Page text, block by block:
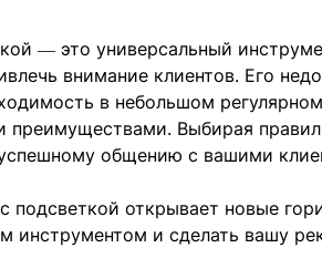
— это универсальный
внимание клиентов. Его
в небольшом
преимуществами. Выбирая
общению с вашими
подсветкой открывает новые
инструментом и сделать вашу